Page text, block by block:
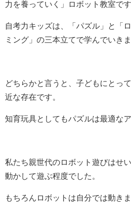
力を養っていく」ロボット教室です
自考力キッズは、「パズル」と「
ミング」の三本立てで学んでいきま
どちらかと言うと、子どもにとっ
近な存在です。
知育玩具としてもパズルは最適な
私たち親世代のロボット遊びはせ
動かして遊ぶ程度でした。
もちろんロボットは自分では動きま